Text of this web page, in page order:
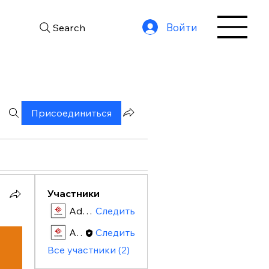
Search Войти
Присоединиться
Участники
Admin Следить
Admin
Следить
Все участники (2)